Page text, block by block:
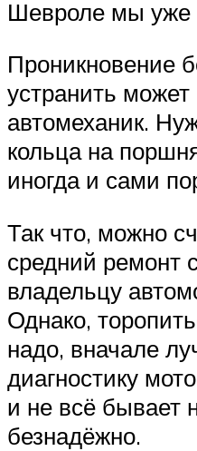
Шевроле мы уже
Проникновение
устранить
автомеханик.
кольца на
иногда и сами
Так что, можно
средний ремонт
владельцу
Однако,
надо, вначале
диагностику
и не всё бывает
безнадёжно.